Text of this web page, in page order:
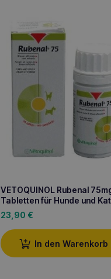
VETOQUINOL Rubenal
Tabletten für Hunde und
23,90 €
In den Warenkorb